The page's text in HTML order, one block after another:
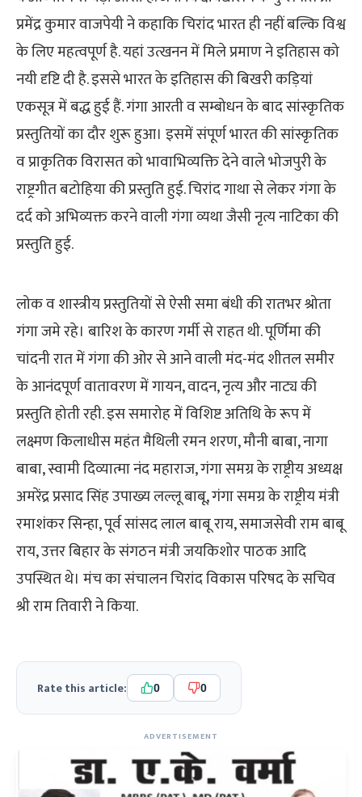
प्रमेंद्र कुमार वाजपेयी ने कहाकि चिरांद भारत ही नहीं बल्कि विश्व
के लिए महत्वपूर्ण है. यहां उत्खनन में मिले प्रमाण ने इतिहास को
नयी दृष्टि दी है. इससे भारत के इतिहास की बिखरी कड़ियां
एकसूत्र में बद्ध हुई हैं. गंगा आरती व सम्बोधन के बाद सांस्कृतिक
प्रस्तुतियों का दौर शुरू हुआ। इसमें संपूर्ण भारत की सांस्कृतिक
व प्राकृतिक विरासत को भावाभिव्यक्ति देने वाले भोजपुरी के
राष्ट्रगीत बटोहिया की प्रस्तुति हुई. चिरांद गाथा से लेकर गंगा के
दर्द को अभिव्यक्त करने वाली गंगा व्यथा जैसी नृत्य नाटिका की
प्रस्तुति हुई.
लोक व शास्त्रीय प्रस्तुतियों से ऐसी समा बंधी की रातभर श्रोता
गंगा जमे रहे। बारिश के कारण गर्मी से राहत थी. पूर्णिमा की
चांदनी रात में गंगा की ओर से आने वाली मंद-मंद शीतल समीर
के आनंदपूर्ण वातावरण में गायन, वादन, नृत्य और नाट्य की
प्रस्तुति होती रही. इस समारोह में विशिष्ट अतिथि के रूप में
लक्ष्मण किलाधीस महंत मैथिली रमन शरण, मौनी बाबा, नागा
बाबा, स्वामी दिव्यात्मा नंद महाराज, गंगा समग्र के राष्ट्रीय अध्यक्ष
अमरेंद्र प्रसाद सिंह उपाख्य लल्लू बाबू, गंगा समग्र के राष्ट्रीय मंत्री
रमाशंकर सिन्हा, पूर्व सांसद लाल बाबू राय, समाजसेवी राम बाबू
राय, उत्तर बिहार के संगठन मंत्री जयकिशोर पाठक आदि
उपस्थित थे। मंच का संचालन चिरांद विकास परिषद के सचिव
श्री राम तिवारी ने किया.
Rate this article: 0 0
ADVERTISEMENT